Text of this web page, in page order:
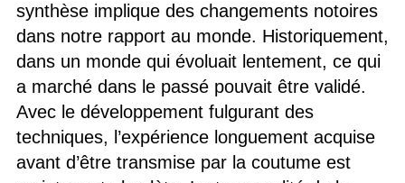
synthèse implique des changements notoires
dans notre rapport au monde. Historiquement,
dans un monde qui évoluait lentement, ce qui
a marché dans le passé pouvait être validé.
Avec le développement fulgurant des
techniques, l’expérience longuement acquise
avant d’être transmise par la coutume est